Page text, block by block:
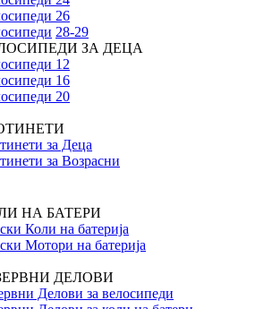
26
28-29
ЗА ДЕЦА
12
16
20
за Деца
за Возрасни
НА БАТЕРИ
Коли на батерија
Мотори на батерија
ДЕЛОВИ
Делови за велосипеди